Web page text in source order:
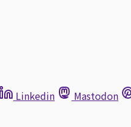
Linkedin Mastodon